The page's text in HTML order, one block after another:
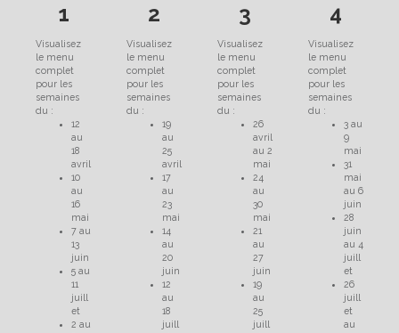
1
Visualisez
le menu
complet
pour les
semaines
du :
12
au
18
avril
10
au
16
mai
7 au
13
juin
5 au
11
juill
et
2 au
2
Visualisez
le menu
complet
pour les
semaines
du :
19
au
25
avril
17
au
23
mai
14
au
20
juin
12
au
18
juill
3
Visualisez
le menu
complet
pour les
semaines
du :
26
avril
au 2
mai
24
au
30
mai
21
au
27
juin
19
au
25
juill
4
Visualisez
le menu
complet
pour les
semaines
du :
3 au
9
mai
31
mai
au 6
juin
28
juin
au 4
juill
et
26
juill
et
au